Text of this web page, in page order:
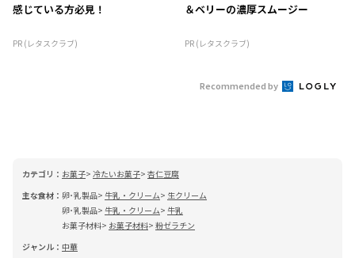
感じている方必見！
PR (レタスクラブ)
＆ベリーの濃厚スムージー
PR (レタスクラブ)
Recommended by
カテゴリ： お菓子 冷たいお菓子 杏仁豆腐
主な食材： 卵･乳製品 牛乳・クリーム
生クリーム
卵･乳製品 牛乳・クリーム 牛乳
お菓子材料
お菓子材料 粉ゼラチン
ジャンル： 中華